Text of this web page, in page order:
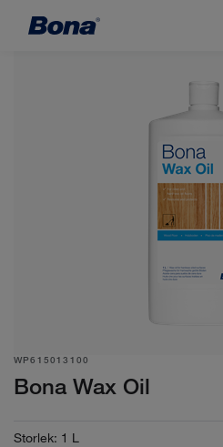
WP615013100
Bona Wax Oil
Storlek: 1 L